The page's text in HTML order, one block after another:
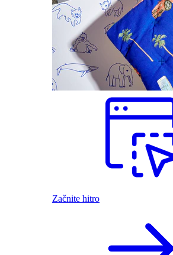
Začnite hitro